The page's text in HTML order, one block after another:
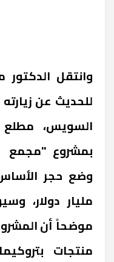
وانتقل
للحديث عن
السويس، مطلع
بمشروع "مجمع
موضحاً أن
منتجات